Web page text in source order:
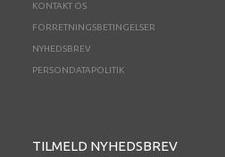
KONTAKT OS
FORRETNINGSBETINGELSER
NYHEDSBREV
PERSONDATAPOLITIK
TILMELD NYHEDSBREV